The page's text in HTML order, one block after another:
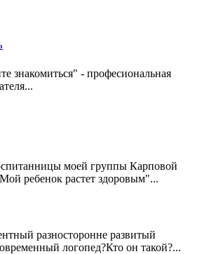
знакомиться" - професиональная
моей группы Карповой
ребенок растет здоровым"...
разносторонне развитый
логопед?Кто он такой?...